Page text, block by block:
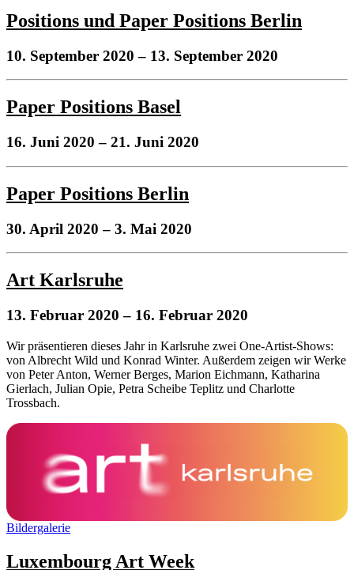
Positions und Paper Positions Berlin
10. September 2020 – 13. September 2020
Paper Positions Basel
16. Juni 2020 – 21. Juni 2020
Paper Positions Berlin
30. April 2020 – 3. Mai 2020
Art Karlsruhe
13. Februar 2020 – 16. Februar 2020
Wir präsentieren dieses Jahr in Karlsruhe zwei One-Artist-Shows:
von Albrecht Wild und Konrad Winter. Außerdem zeigen wir Werke
von Peter Anton, Werner Berges, Marion Eichmann, Katharina
Gierlach, Julian Opie, Petra Scheibe Teplitz und Charlotte
Trossbach.
Bildergalerie
Luxembourg Art Week